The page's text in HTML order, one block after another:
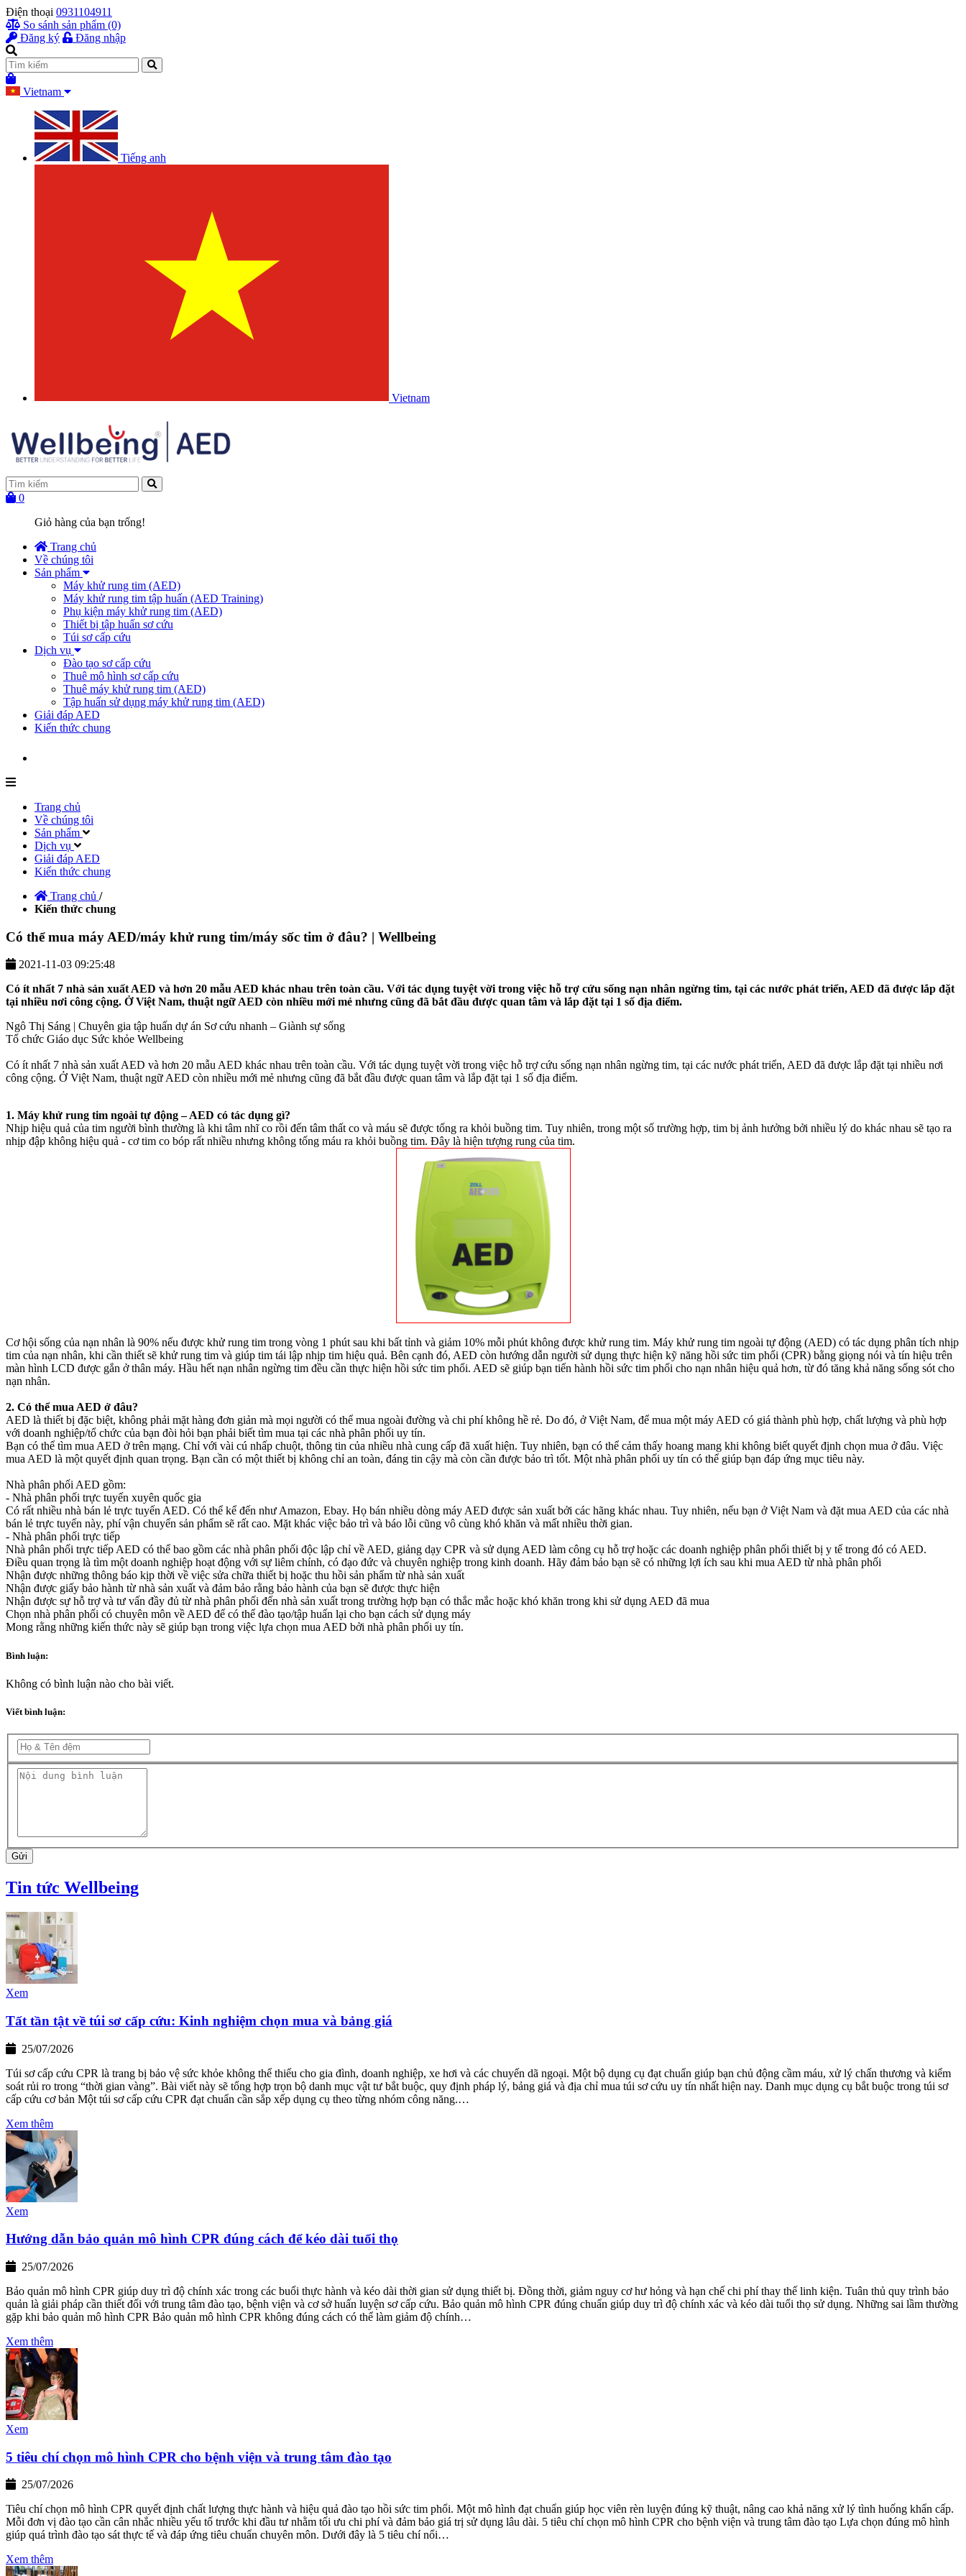
Điện thoại 0931104911
So sánh sản phẩm (0)
Đăng ký
Đăng nhập
Vietnam
Tiếng anh
Vietnam
0
Giỏ hàng của bạn trống!
Trang chủ
Về chúng tôi
Sản phẩm
Máy khử rung tim (AED)
Máy khử rung tim tập huấn (AED Training)
Phụ kiện máy khử rung tim (AED)
Thiết bị tập huấn sơ cứu
Túi sơ cấp cứu
Dịch vụ
Đào tạo sơ cấp cứu
Thuê mô hình sơ cấp cứu
Thuê máy khử rung tim (AED)
Tập huấn sử dụng máy khử rung tim (AED)
Giải đáp AED
Kiến thức chung
Trang chủ
Về chúng tôi
Sản phẩm
Dịch vụ
Giải đáp AED
Kiến thức chung
Trang chủ /
Kiến thức chung
Có thể mua máy AED/máy khử rung tim/máy sốc tim ở đâu? | Wellbeing
2021-11-03 09:25:48
Có ít nhất 7 nhà sản xuất AED và hơn 20 mẫu AED khác nhau trên toàn cầu. Với tác dụng tuyệt vời trong việc hỗ trợ cứu sống nạn nhân ngừng tim, tại các nước phát triển, AED đã được lắp đặt
tại nhiều nơi công cộng. Ở Việt Nam, thuật ngữ AED còn nhiều mới mẻ nhưng cũng đã bắt đầu được quan tâm và lắp đặt tại 1 số địa điểm.
Ngô Thị Sáng | Chuyên gia tập huấn dự án Sơ cứu nhanh – Giành sự sống
Tổ chức Giáo dục Sức khỏe Wellbeing
Có ít nhất 7 nhà sản xuất AED và hơn 20 mẫu AED khác nhau trên toàn cầu. Với tác dụng tuyệt vời trong việc hỗ trợ cứu sống nạn nhân ngừng tim, tại các nước phát triển, AED đã được lắp đặt tại nhiều nơi
công cộng. Ở Việt Nam, thuật ngữ AED còn nhiều mới mẻ nhưng cũng đã bắt đầu được quan tâm và lắp đặt tại 1 số địa điểm.
1. Máy khử rung tim ngoài tự động – AED có tác dụng gì?
Nhịp hiệu quả của tim người bình thường là khi tâm nhĩ co rồi đến tâm thất co và máu sẽ được tống ra khỏi buồng tim. Tuy nhiên, trong một số trường hợp, tim bị ảnh hưởng bởi nhiều lý do khác nhau sẽ tạo ra
nhịp đập không hiệu quả - cơ tim co bóp rất nhiều nhưng không tống máu ra khỏi buồng tim. Đây là hiện tượng rung của tim.
Cơ hội sống của nạn nhân là 90% nếu được khử rung tim trong vòng 1 phút sau khi bất tỉnh và giảm 10% mỗi phút không được khử rung tim. Máy khử rung tim ngoài tự động (AED) có tác dụng phân tích nhịp
tim của nạn nhân, khi cần thiết sẽ khử rung tim và giúp tim tái lập nhịp tim hiệu quả. Bên cạnh đó, AED còn hướng dẫn người sử dụng thực hiện kỹ năng hồi sức tim phổi (CPR) bằng giọng nói và tín hiệu trên
màn hình LCD được gắn ở thân máy. Hầu hết nạn nhân ngừng tim đều cần thực hiện hồi sức tim phổi. AED sẽ giúp bạn tiến hành hồi sức tim phổi cho nạn nhân hiệu quả hơn, từ đó tăng khả năng sống sót cho
nạn nhân.
2. Có thể mua AED ở đâu?
AED là thiết bị đặc biệt, không phải mặt hàng đơn giản mà mọi người có thể mua ngoài đường và chi phí không hề rẻ. Do đó, ở Việt Nam, để mua một máy AED có giá thành phù hợp, chất lượng và phù hợp
với doanh nghiệp/tổ chức của bạn đòi hỏi bạn phải biết tìm mua tại các nhà phân phối uy tín.
Bạn có thể tìm mua AED ở trên mạng. Chỉ với vài cú nhấp chuột, thông tin của nhiều nhà cung cấp đã xuất hiện. Tuy nhiên, bạn có thể cảm thấy hoang mang khi không biết quyết định chọn mua ở đâu. Việc
mua AED là một quyết định quan trọng. Bạn cần có một thiết bị không chỉ an toàn, đáng tin cậy mà còn cần được bảo trì tốt. Một nhà phân phối uy tín có thể giúp bạn đáp ứng mục tiêu này.
Nhà phân phối AED gồm:
- Nhà phân phối trực tuyến xuyên quốc gia
Có rất nhiều nhà bán lẻ trực tuyến AED. Có thể kể đến như Amazon, Ebay. Họ bán nhiều dòng máy AED được sản xuất bởi các hãng khác nhau. Tuy nhiên, nếu bạn ở Việt Nam và đặt mua AED của các nhà
bán lẻ trực tuyến này, phí vận chuyển sản phẩm sẽ rất cao. Mặt khác việc bảo trì và báo lỗi cũng vô cùng khó khăn và mất nhiều thời gian.
- Nhà phân phối trực tiếp
Nhà phân phối trực tiếp AED có thể bao gồm các nhà phân phối độc lập chỉ về AED, giảng dạy CPR và sử dụng AED làm công cụ hỗ trợ hoặc các doanh nghiệp phân phối thiết bị y tế trong đó có AED.
Điều quan trọng là tìm một doanh nghiệp hoạt động với sự liêm chính, có đạo đức và chuyên nghiệp trong kinh doanh. Hãy đảm bảo bạn sẽ có những lợi ích sau khi mua AED từ nhà phân phối
Nhận được những thông báo kịp thời về việc sửa chữa thiết bị hoặc thu hồi sản phẩm từ nhà sản xuất
Nhận được giấy bảo hành từ nhà sản xuất và đảm bảo rằng bảo hành của bạn sẽ được thực hiện
Nhận được sự hỗ trợ và tư vấn đầy đủ từ nhà phân phối đến nhà sản xuất trong trường hợp bạn có thắc mắc hoặc khó khăn trong khi sử dụng AED đã mua
Chọn nhà phân phối có chuyên môn về AED để có thể đào tạo/tập huấn lại cho bạn cách sử dụng máy
Mong rằng những kiến thức này sẽ giúp bạn trong việc lựa chọn mua AED bởi nhà phân phối uy tín.
Bình luận:
Không có bình luận nào cho bài viết.
Viết bình luận:
Gửi
Tin tức Wellbeing
Xem
Tất tần tật về túi sơ cấp cứu: Kinh nghiệm chọn mua và bảng giá
25/07/2026
Túi sơ cấp cứu CPR là trang bị bảo vệ sức khỏe không thể thiếu cho gia đình, doanh nghiệp, xe hơi và các chuyến dã ngoại. Một bộ dụng cụ đạt chuẩn giúp bạn chủ động cầm máu, xử lý chấn thương và kiểm
soát rủi ro trong “thời gian vàng”. Bài viết này sẽ tổng hợp trọn bộ danh mục vật tư bắt buộc, quy định pháp lý, bảng giá và địa chỉ mua túi sơ cứu uy tín nhất hiện nay. Danh mục dụng cụ bắt buộc trong túi sơ
cấp cứu cơ bản Một túi sơ cấp cứu CPR đạt chuẩn cần sắp xếp dụng cụ theo từng nhóm công năng.…
Xem thêm
Xem
Hướng dẫn bảo quản mô hình CPR đúng cách để kéo dài tuổi thọ
25/07/2026
Bảo quản mô hình CPR giúp duy trì độ chính xác trong các buổi thực hành và kéo dài thời gian sử dụng thiết bị. Đồng thời, giảm nguy cơ hư hỏng và hạn chế chi phí thay thế linh kiện. Tuân thủ quy trình bảo
quản là giải pháp cần thiết đối với trung tâm đào tạo, bệnh viện và cơ sở huấn luyện sơ cấp cứu. Bảo quản mô hình CPR đúng chuẩn giúp duy trì độ chính xác và kéo dài tuổi thọ sử dụng. Những sai lầm thường
gặp khi bảo quản mô hình CPR Bảo quản mô hình CPR không đúng cách có thể làm giảm độ chính…
Xem thêm
Xem
5 tiêu chí chọn mô hình CPR cho bệnh viện và trung tâm đào tạo
25/07/2026
Tiêu chí chọn mô hình CPR quyết định chất lượng thực hành và hiệu quả đào tạo hồi sức tim phổi. Một mô hình đạt chuẩn giúp học viên rèn luyện đúng kỹ thuật, nâng cao khả năng xử lý tình huống khẩn cấp.
Mỗi đơn vị đào tạo cần cân nhắc nhiều yếu tố trước khi đầu tư nhằm tối ưu chi phí và đảm bảo giá trị sử dụng lâu dài. 5 tiêu chí chọn mô hình CPR cho bệnh viện và trung tâm đào tạo Lựa chọn đúng mô hình
giúp quá trình đào tạo sát thực tế và đáp ứng tiêu chuẩn chuyên môn. Dưới đây là 5 tiêu chí nổi…
Xem thêm